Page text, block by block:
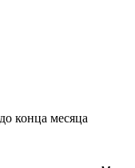
конца месяца